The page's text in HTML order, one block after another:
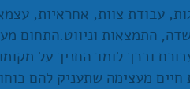
עבודת צוות, אחראיות,
התמצאות וניווט.התחום
ובכך לומד החניך על
מעצימה שתעניק להם